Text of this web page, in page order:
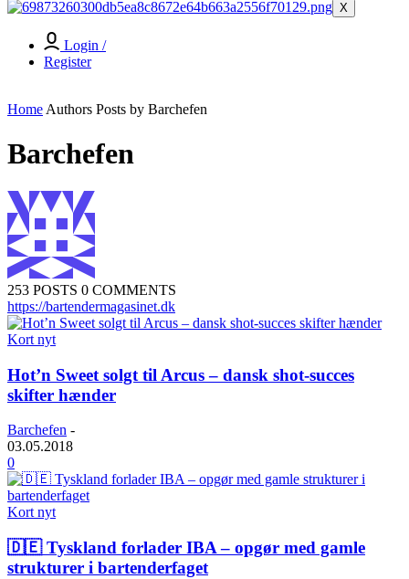
X
Login /
Register
Home Authors Posts by Barchefen
Barchefen
253 POSTS 0 COMMENTS
https://bartendermagasinet.dk
Kort nyt
Hot’n Sweet solgt til Arcus – dansk shot-succes
skifter hænder
Barchefen -
03.05.2018
0
Kort nyt
🇩🇪 Tyskland forlader IBA – opgør med gamle
strukturer i bartenderfaget